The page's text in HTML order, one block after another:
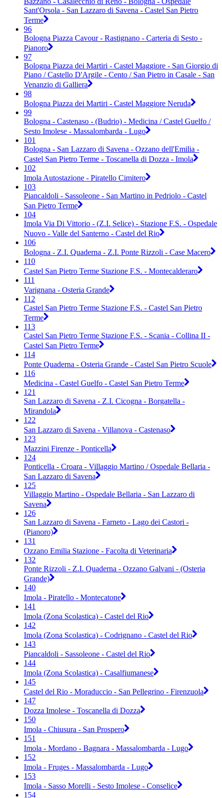
Sant'Orsola - San Lazzaro di Savena - Castel San Pietro
Terme
96
Bologna Piazza Cavour - Rastignano - Carteria di Sesto -
Pianoro
97
Bologna Piazza dei Martiri - Castel Maggiore - San Giorgio di
Piano / Castello D'Argile - Cento / San Pietro in Casale - San
Venanzio di Galliera
98
Bologna Piazza dei Martiri - Castel Maggiore Neruda
99
Bologna - Castenaso - (Budrio) - Medicina / Castel Guelfo /
Sesto Imolese - Massalombarda - Lugo
101
Bologna - San Lazzaro di Savena - Ozzano dell'Emilia -
Castel San Pietro Terme - Toscanella di Dozza - Imola
102
Imola Autostazione - Piratello Cimitero
103
Piancaldoli - Sassoleone - San Martino in Pedriolo - Castel
San Pietro Terme
104
Imola Via Di Vittorio - (Z.I. Selice) - Stazione F.S. - Ospedale
Nuovo - Valle del Santerno - Castel del Rio
106
Bologna - Z.I. Quaderna - Z.I. Ponte Rizzoli - Case Macero
110
Castel San Pietro Terme Stazione F.S. - Montecalderaro
111
Varignana - Osteria Grande
112
Castel San Pietro Terme Stazione F.S. - Castel San Pietro
Terme
113
Castel San Pietro Terme Stazione F.S. - Scania - Collina II -
Castel San Pietro Terme
114
Ponte Quaderna - Osteria Grande - Castel San Pietro Scuole
116
Medicina - Castel Guelfo - Castel San Pietro Terme
121
San Lazzaro di Savena - Z.I. Cicogna - Borgatella -
Mirandola
122
San Lazzaro di Savena - Villanova - Castenaso
123
Mazzini Firenze - Ponticella
124
Ponticella - Croara - Villaggio Martino / Ospedale Bellaria -
San Lazzaro di Savena
125
Villaggio Martino - Ospedale Bellaria - San Lazzaro di
Savena
126
San Lazzaro di Savena - Farneto - Lago dei Castori -
(Pianoro)
131
Ozzano Emilia Stazione - Facolta di Veterinaria
132
Ponte Rizzoli - Z.I. Quaderna - Ozzano Galvani - (Osteria
Grande)
140
Imola - Piratello - Montecatone
141
Imola (Zona Scolastica) - Castel del Rio
142
Imola (Zona Scolastica) - Codrignano - Castel del Rio
143
Piancaldoli - Sassoleone - Castel del Rio
144
Imola (Zona Scolastica) - Casalfiumanese
145
Castel del Rio - Moraduccio - San Pellegrino - Firenzuola
147
Dozza Imolese - Toscanella di Dozza
150
Imola - Chiusura - San Prospero
151
Imola - Mordano - Bagnara - Massalombarda - Lugo
152
Imola - Fruges - Massalombarda - Lugo
153
Imola - Sasso Morelli - Sesto Imolese - Conselice
154